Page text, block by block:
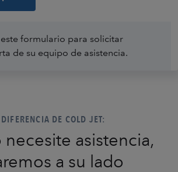
formulario para solicitar
de su equipo de asistencia.
DE COLD JET:
asistencia,
a su lado